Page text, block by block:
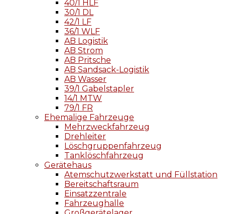
40/1 HLF
30/1 DL
42/1 LF
36/1 WLF
AB Logistik
AB Strom
AB Pritsche
AB Sandsack-Logistik
AB Wasser
39/1 Gabelstapler
14/1 MTW
79/1 FR
Ehemalige Fahrzeuge
Mehrzweckfahrzeug
Drehleiter
Löschgruppenfahrzeug
Tanklöschfahrzeug
Gerätehaus
Atemschutzwerkstatt und Füllstation
Bereitschaftsraum
Einsatzzentrale
Fahrzeughalle